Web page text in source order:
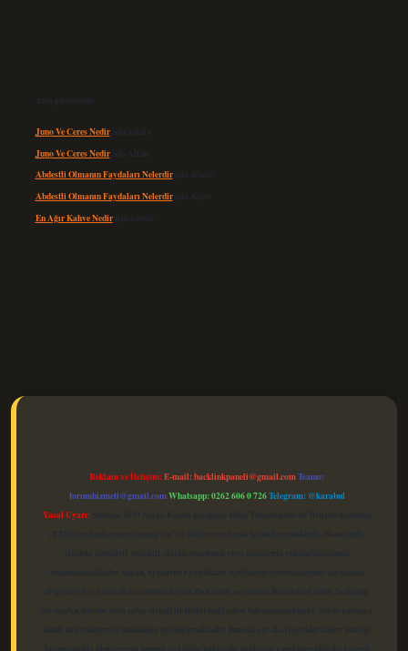
Son yorumlar
Juno Ve Ceres Nediriçin admin
Juno Ve Ceres Nediriçin Altan
Abdestli Olmanın Faydaları Nelerdiriçin admin
Abdestli Olmanın Faydaları Nelerdiriçin Alper
En Ağır Kahve Nediriçin admin
Reklam ve İletişim:E-mail:backlinkpaneli@gmail.comTeams:
forumhizmeti@gmail.comWhatsapp: 0262 606 0 726Telegram: @karabul
Yasal Uyarı: